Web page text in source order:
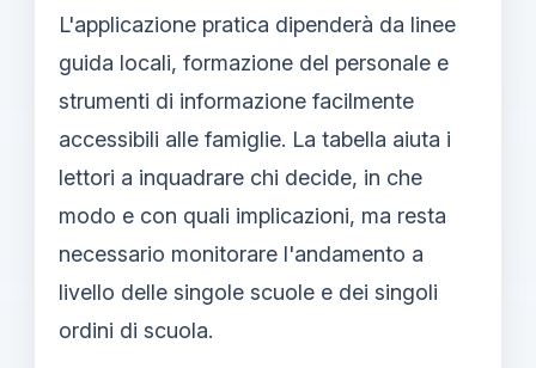
L'applicazione pratica dipenderà da linee
guida locali, formazione del personale e
strumenti di informazione facilmente
accessibili alle famiglie. La tabella aiuta i
lettori a inquadrare chi decide, in che
modo e con quali implicazioni, ma resta
necessario monitorare l'andamento a
livello delle singole scuole e dei singoli
ordini di scuola.